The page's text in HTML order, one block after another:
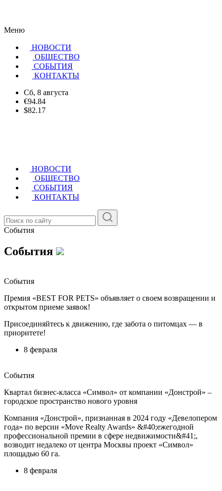
Меню
НОВОСТИ
ОБЩЕСТВО
CОБЫТИЯ
КОНТАКТЫ
Сб, 8 августа
€94.84
$82.17
НОВОСТИ
ОБЩЕСТВО
СОБЫТИЯ
КОНТАКТЫ
События
События
События
Премия «BEST FOR PETS» объявляет о своем возвращении и
открытом приеме заявок!
Присоединяйтесь к движению, где забота о питомцах — в
приоритете!
8 февраля
События
Квартал бизнес-класса «Символ» от компании «Донстрой» –
городское пространство нового уровня
Компания «Донстрой», признанная в 2024 году «Девелопером
года» по версии «Move Realty Awards» &#40;ежегодной
профессиональной премии в сфере недвижимости&#41;,
возводит недалеко от центра Москвы проект «Символ»
площадью 60 га.
8 февраля